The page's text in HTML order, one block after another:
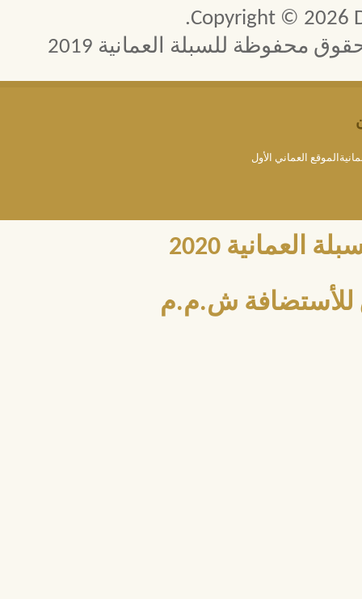
Copyright © 2026
محفوظة للسبلة العمانية 2019
العماني الأول
2020
للأستضافة ش.م.م